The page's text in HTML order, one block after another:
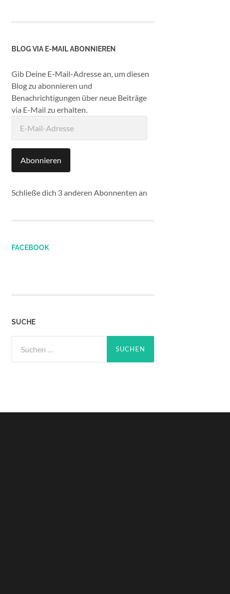
BLOG VIA E-MAIL ABONNIEREN
Gib Deine E-Mail-Adresse an, um diesen
Blog zu abonnieren und
Benachrichtigungen über neue Beiträge
via E-Mail zu erhalten.
Mail-
Abonnieren
Schließe dich 3 anderen Abonnenten an
FACEBOOK
SUCHE
nach: